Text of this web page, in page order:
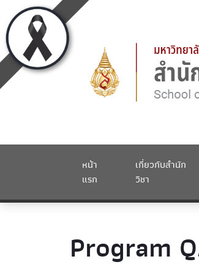
หน้า
แรก
เกี่ยวกับสำนัก
วิชา
Program